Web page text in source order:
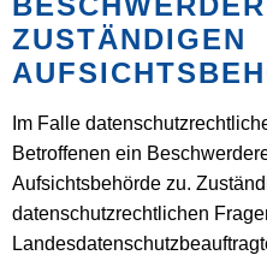
ZUSTÄNDIGEN
Im Falle
Betroffenen ein
Aufsichtsbehörde zu.
datenschutzrechtlichen